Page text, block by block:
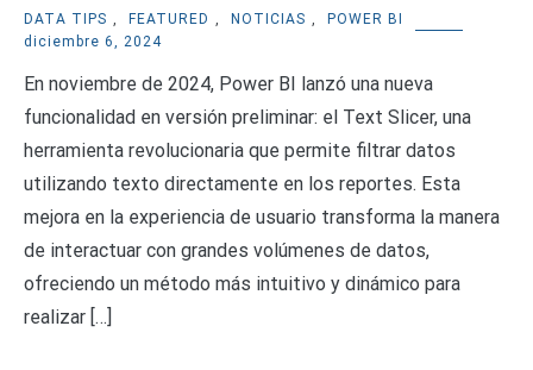
DATA TIPS , FEATURED , NOTICIAS ,
POWER BI
diciembre 6, 2024
En noviembre de 2024, Power BI lanzó una nueva
funcionalidad en versión preliminar: el Text Slicer, una
herramienta revolucionaria que permite filtrar datos
utilizando texto directamente en los reportes. Esta
mejora en la experiencia de usuario transforma la manera
de interactuar con grandes volúmenes de datos,
ofreciendo un método más intuitivo y dinámico para
realizar […]